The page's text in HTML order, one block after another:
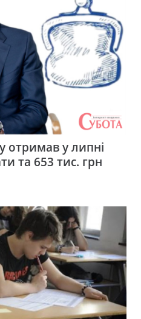
отримав у липні
та 653 тис. грн